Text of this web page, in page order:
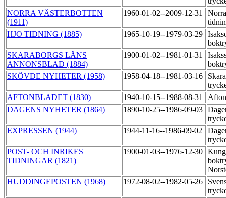
NORRA VÄSTERBOTTEN
(1911)
1960-01-02--2009-12-31
HJO TIDNING (1885)
1965-10-19--1979-03-29
SKARABORGS LÄNS
ANNONSBLAD (1884)
1900-01-02--1981-01-31
SKÖVDE NYHETER (1958)
1958-04-18--1981-03-16
AFTONBLADET (1830)
1940-10-15--1988-08-31
DAGENS NYHETER (1864)
1890-10-25--1986-09-03
EXPRESSEN (1944)
1944-11-16--1986-09-02
POST- OCH INRIKES
TIDNINGAR (1821)
1900-01-03--1976-12-30
HUDDINGEPOSTEN (1968)
1972-08-02--1982-05-26